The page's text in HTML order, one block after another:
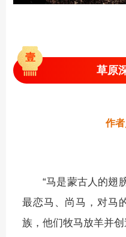
壹
草原
作
“马是蒙古人的翅
最恋马、尚马，对马
族，他们牧马放羊并